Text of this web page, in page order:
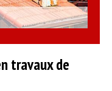
travaux de